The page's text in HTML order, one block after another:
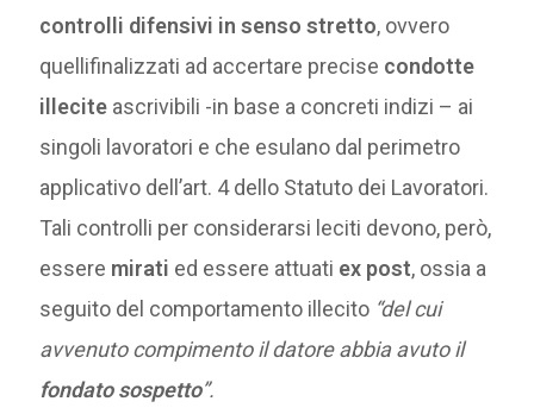
controlli difensivi in senso stretto, ovvero
quellifinalizzati ad accertare precise condotte
illecite ascrivibili -in base a concreti indizi – ai
singoli lavoratori e che esulano dal perimetro
applicativo dell’art. 4 dello Statuto dei Lavoratori.
Tali controlli per considerarsi leciti devono, però,
essere mirati ed essere attuati ex post, ossia a
seguito del comportamento illecito “del cui
avvenuto compimento il datore abbia avuto il
fondato sospetto”.